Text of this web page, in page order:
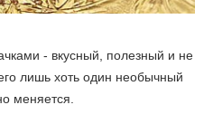
- вкусный, полезный и не
лишь хоть один необычный
меняется.